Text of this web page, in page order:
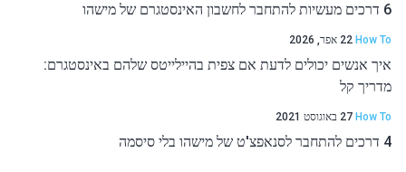
6 דרכים מעשיות להתחבר לחשבון האינסטגרם של מישהו
How To 22 אפר, 2026
איך אנשים יכולים לדעת אם צפית בהיילייטס שלהם באינסטגרם:
מדריך קל
How To 27 באוגוסט 2021
4 דרכים להתחבר לסנאפצ'ט של מישהו בלי סיסמה